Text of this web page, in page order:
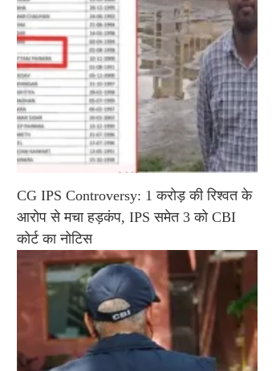
CG IPS Controversy: 1 करोड़ की रिश्वत के
आरोप से मचा हड़कंप, IPS समेत 3 को CBI
कोर्ट का नोटिस